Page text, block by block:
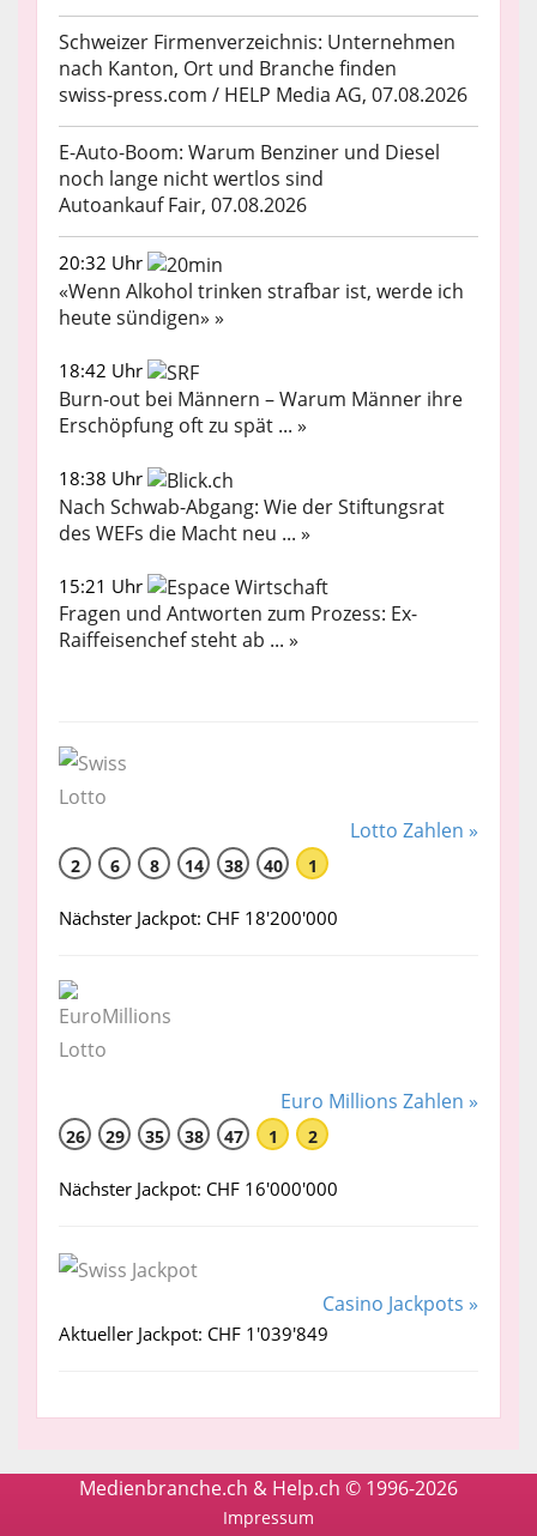
Schweizer Firmenverzeichnis: Unternehmen
nach Kanton, Ort und Branche finden
swiss-press.com / HELP Media AG, 07.08.2026
E-Auto-Boom: Warum Benziner und Diesel
noch lange nicht wertlos sind
Autoankauf Fair, 07.08.2026
20:32 Uhr
«Wenn Alkohol trinken strafbar ist, werde ich
heute sündigen» »
18:42 Uhr
Burn-out bei Männern – Warum Männer ihre
Erschöpfung oft zu spät ... »
18:38 Uhr
Nach Schwab-Abgang: Wie der Stiftungsrat
des WEFs die Macht neu ... »
15:21 Uhr
Fragen und Antworten zum Prozess: Ex-
Raiffeisenchef steht ab ... »
Lotto Zahlen »
2 6 8 14 38 40 1
Nächster Jackpot: CHF 18'200'000
Euro Millions Zahlen »
26 29 35 38 47 1 2
Nächster Jackpot: CHF 16'000'000
Casino Jackpots »
Aktueller Jackpot: CHF 1'039'849
Medienbranche.ch & Help.ch © 1996-2026
Impressum